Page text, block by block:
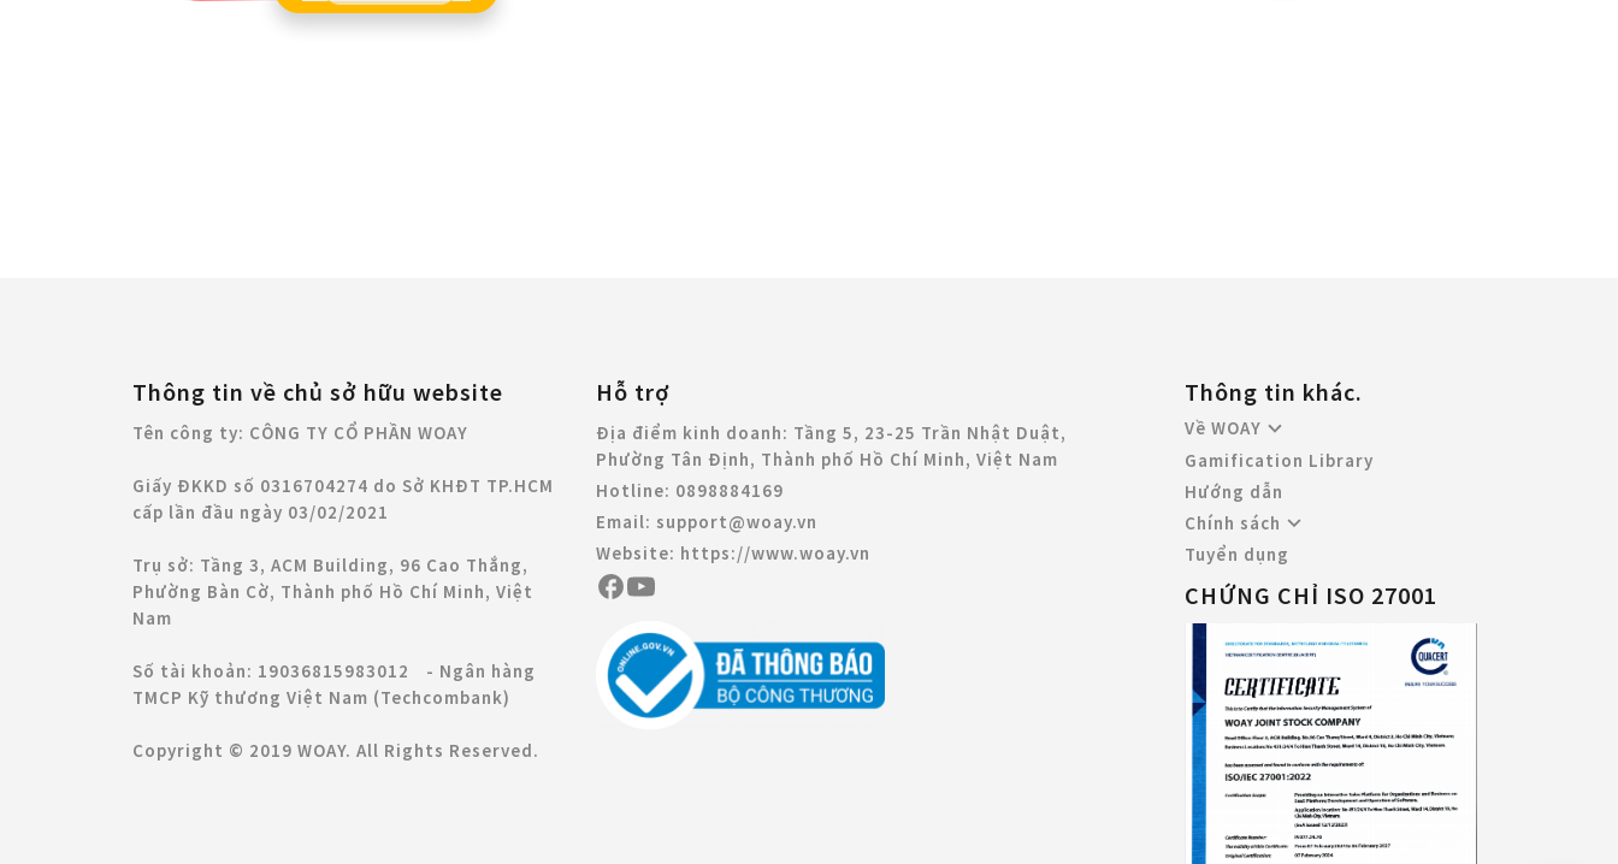
Thông tin về chủ sở hữu website
Tên công ty: CÔNG TY CỔ PHẦN WOAY
Giấy ĐKKD số 0316704274 do Sở KHĐT TP.HCM
cấp lần đầu ngày 03/02/2021
Trụ sở: Tầng 3, ACM Building, 96 Cao Thắng,
Phường Bàn Cờ, Thành phố Hồ Chí Minh, Việt
Nam
Số tài khoản: 19036815983012 - Ngân hàng
TMCP Kỹ thương Việt Nam (Techcombank)
Copyright © 2019 WOAY. All Rights Reserved.
Hỗ trợ
Địa điểm kinh doanh: Tầng 5, 23-25 Trần Nhật Duật,
Phường Tân Định, Thành phố Hồ Chí Minh, Việt Nam
Hotline: 0898884169
Email: support@woay.vn
Website: https://www.woay.vn
Thông tin khác.
Về WOAY
Gamification Library
Hướng dẫn
Chính sách
Tuyển dụng
CHỨNG CHỈ ISO 27001